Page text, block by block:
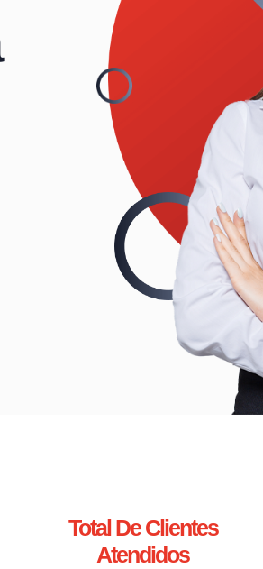
Total De Clientes
Atendidos